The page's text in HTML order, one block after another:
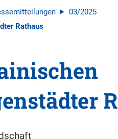
03/2025
Rathaus